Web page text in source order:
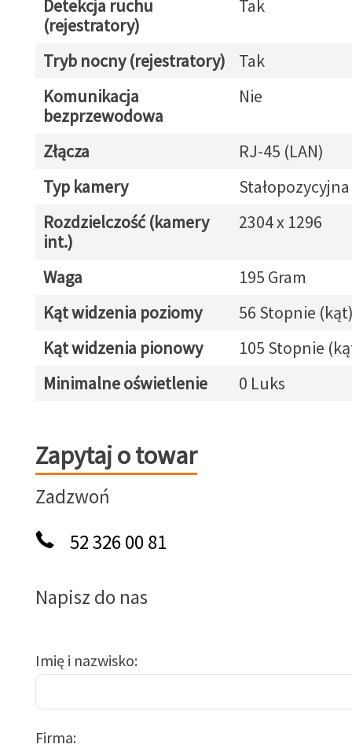
Detekcja ruchu
(rejestratory)
Tak
Tryb nocny (rejestratory)
Tak
Komunikacja
bezprzewodowa
Nie
Złącza
RJ-45 (LAN)
Typ kamery
Stałopozycyjna
Rozdzielczość (kamery
int.)
2304 x 1296
Waga
195 Gram
Kąt widzenia poziomy
56 Stopnie
Kąt widzenia pionowy
105 Stopnie
Minimalne oświetlenie
0 Luks
Zapytaj o towar
Zapytaj o towar
Zadzwoń
52 326 00 81
Napisz do nas
Imię i nazwisko
Firma